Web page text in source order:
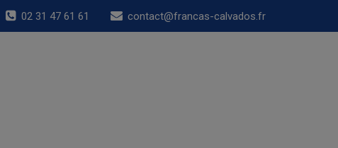
02 31 47 61 61 contact@francas-calvados.fr